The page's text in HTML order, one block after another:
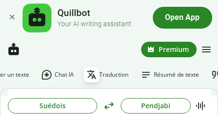
Quillbot
Your AI writing assistant
Open App
Premium
un texte Chat IA Traduction Résumé de texte
Suédois Pendjabi